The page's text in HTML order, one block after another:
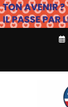
Aller
au
contenu